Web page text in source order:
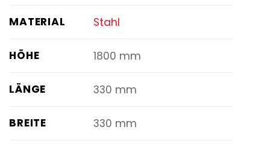
MATERIAL Stahl
HÖHE 1800 mm
LÄNGE 330 mm
BREITE 330 mm